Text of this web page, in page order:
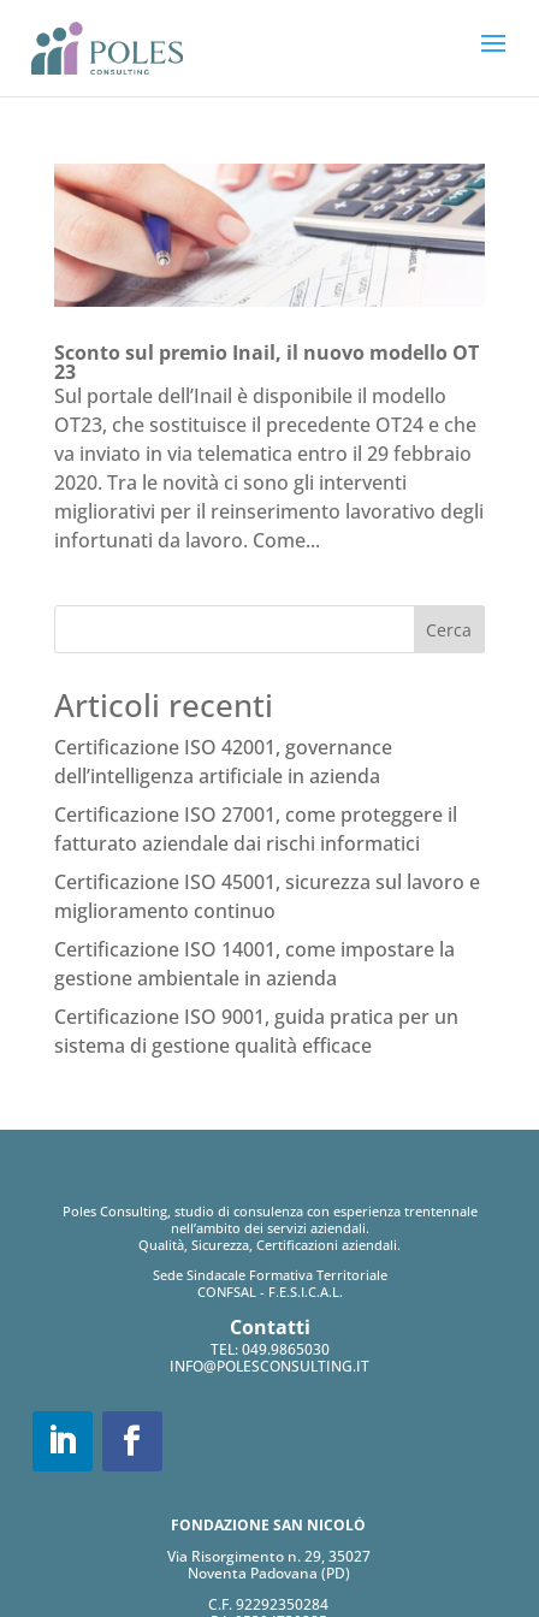
Sconto sul premio Inail, il nuovo modello OT
23
Sul portale dell’Inail è disponibile il modello
OT23, che sostituisce il precedente OT24 e che
va inviato in via telematica entro il 29 febbraio
2020. Tra le novità ci sono gli interventi
migliorativi per il reinserimento lavorativo degli
infortunati da lavoro. Come...
Cerca
Articoli recenti
Certificazione ISO 42001, governance
dell’intelligenza artificiale in azienda
Certificazione ISO 27001, come proteggere il
fatturato aziendale dai rischi informatici
Certificazione ISO 45001, sicurezza sul lavoro e
miglioramento continuo
Certificazione ISO 14001, come impostare la
gestione ambientale in azienda
Certificazione ISO 9001, guida pratica per un
sistema di gestione qualità efficace
Poles Consulting, studio di consulenza con esperienza trentennale
nell’ambito dei servizi aziendali.
Qualità, Sicurezza, Certificazioni aziendali.
Sede Sindacale Formativa Territoriale
CONFSAL - F.E.S.I.C.A.L.
Contatti
TEL:049.9865030
INFO@POLESCONSULTING.IT
FONDAZIONE SAN NICOLÒ
Via Risorgimento n. 29, 35027
Noventa Padovana (PD)
C.F. 92292350284